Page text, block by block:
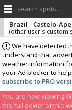
search spots...
We have detected
understand that
weather information
your Ad blocker to
subscribe to PRO
You are now viewing
the full power of this
Brazil - Castelo-
(other user's custom